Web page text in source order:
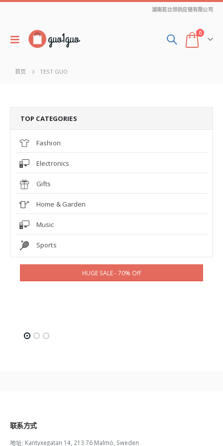
湖南若比邻供应链有限公司
0
首页 TEST GUO
TOP CATEGORIES
Fashion
Electronics
Gifts
Home & Garden
Music
Sports
HUGE SALE - 70% Off
联系方式
地址: Kantyxegatan 14, 213 76 Malmö, Sweden